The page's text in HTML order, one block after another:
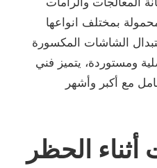
بمختلف انواعها
الشاشات المكسورة
ومستوردة، يتميز فني
مع أكبر وأشهر
الحظر